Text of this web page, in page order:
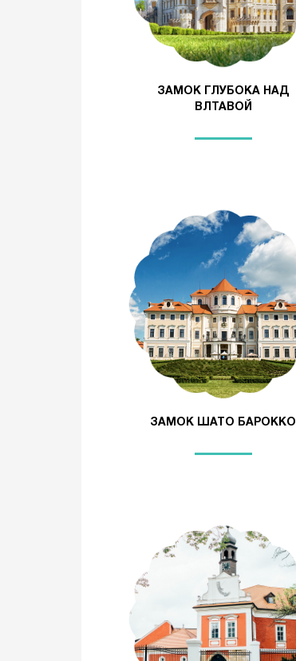
ЗАМОК ГЛУБОКА НАД
ВЛТАВОЙ
ЗАМОК ШАТО БАРОККО